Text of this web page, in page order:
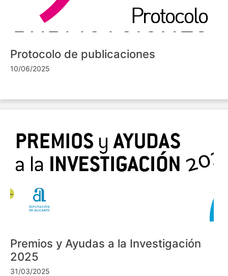
Protocolo de publicaciones
10/06/2025
Premios y Ayudas a la Investigación
2025
31/03/2025